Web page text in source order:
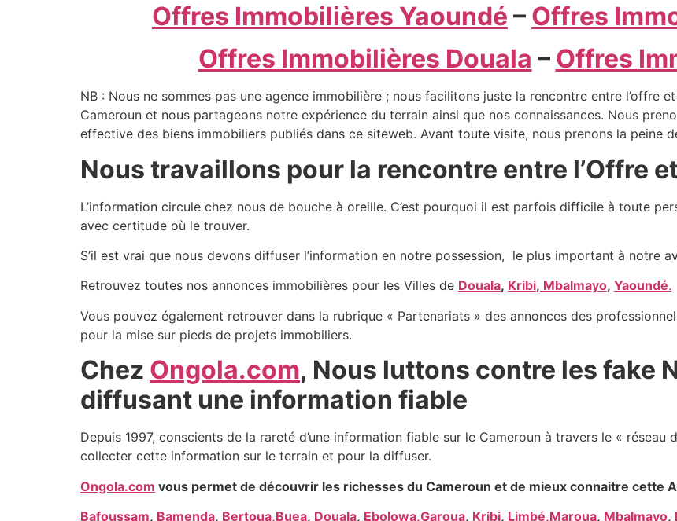
Offres Immobilières Yaoundé – Offres
Offres Immobilières Douala – Offres
NB : Nous ne sommes pas une agence immobilière ; nous facilitons juste la rencontre entre l’offre
Cameroun et nous partageons notre expérience du terrain ainsi que nos connaissances. Nous
effective des biens immobiliers publiés dans ce siteweb. Avant toute visite, nous prenons la peine
Nous travaillons pour la rencontre entre l’Offre
L’information circule chez nous de bouche à oreille. C’est pourquoi il est parfois difficile à toute
avec certitude où le trouver.
S’il est vrai que nous devons diffuser l’information en notre possession, le plus important à notre
Retrouvez toutes nos annonces immobilières pour les Villes de Douala, Kribi, Mbalmayo, Yaoundé.
Vous pouvez également retrouver dans la rubrique « Partenariats » des annonces des
pour la mise sur pieds de projets immobiliers.
Chez Ongola.com, Nous luttons contre les fake
diffusant une information fiable
Depuis 1997, conscients de la rareté d’une information fiable sur le Cameroun à travers le «
collecter cette information sur le terrain et pour la diffuser.
Ongola.com vous permet de découvrir les richesses du Cameroun et de mieux connaitre cette
Bafoussam, Bamenda, Bertoua,Buea, Douala, Ebolowa,Garoua, Kribi, Limbé,Maroua, Mbalmayo,